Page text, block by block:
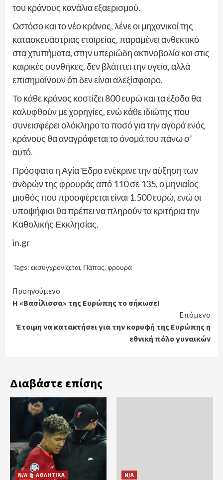
του κράνους κανάλια εξαερισμού.
Ωστόσο και το νέο κράνος, λένε οι μηχανικοί της
κατασκευάστριας εταιρείας, παραμένει ανθεκτικό
στα χτυπήματα, στην υπεριώδη ακτινοβολία και στις
καιρικές συνθήκες, δεν βλάπτει την υγεία, αλλά
επισημαίνουν ότι δεν είναι αλεξίσφαιρο.
Το κάθε κράνος κοστίζει 800 ευρώ και τα έξοδα θα
καλυφθούν με χορηγίες, ενώ κάθε ιδιώτης που
συνεισφέρει ολόκληρο το ποσό για την αγορά ενός
κράνους θα αναγράφεται το όνομά του πάνω σ’
αυτό.
Πρόσφατα η Αγία Έδρα ενέκρινε την αύξηση των
ανδρών της φρουράς από 110 σε 135, ο μηνιαίος
μισθός που προσφέρεται είναι 1.500 ευρώ, ενώ οι
υποψήφιοι θα πρέπει να πληρούν τα κριτήρια την
Καθολικής Εκκλησίας.
in.gr
Tags: εκσυγχρονίζεται, Πάπας, φρουρά
Continue
Reading
Προηγούμενο
Η «Βασίλισσα» της Ευρώπης το σήκωσε!
Επόμενο
Έτοιμη να κατακτήσει για την κορυφή της Ευρώπης η
εθνική πόλο γυναικών
Διαβάστε επίσης
N/A ΑΘΛΗΤΙΚΑ N/A